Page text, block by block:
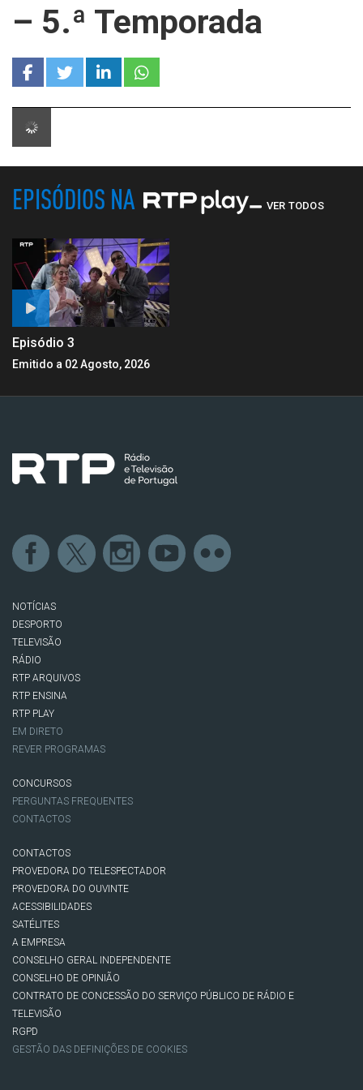
– 5.ª Temporada
EPISÓDIOS NA VER TODOS
Episódio 3
Emitido a 02 Agosto, 2026
NOTÍCIAS
DESPORTO
TELEVISÃO
RÁDIO
RTP ARQUIVOS
RTP ENSINA
RTP PLAY
EM DIRETO
REVER PROGRAMAS
CONCURSOS
PERGUNTAS FREQUENTES
CONTACTOS
CONTACTOS
PROVEDORA DO TELESPECTADOR
PROVEDORA DO OUVINTE
ACESSIBILIDADES
SATÉLITES
A EMPRESA
CONSELHO GERAL INDEPENDENTE
CONSELHO DE OPINIÃO
CONTRATO DE CONCESSÃO DO SERVIÇO PÚBLICO DE RÁDIO E
TELEVISÃO
RGPD
GESTÃO DAS DEFINIÇÕES DE COOKIES